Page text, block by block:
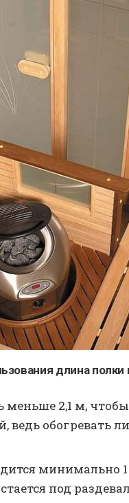
длина полки
2,1 м,
ведь обогревать
минимально
под